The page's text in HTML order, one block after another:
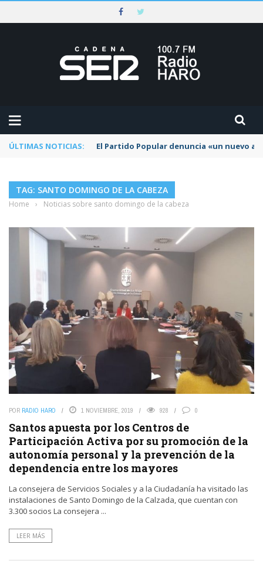
ÚLTIMAS NOTICIAS: El Partido Popular denuncia «un nuevo
TAG: SANTO DOMINGO DE LA CABEZA
Home › Noticias sobre santo domingo de la cabeza
POR RADIO HARO 1 NOVIEMBRE, 2019 928 0
Santos apuesta por los Centros de
Participación Activa por su promoción de la
autonomía personal y la prevención de la
dependencia entre los mayores
La consejera de Servicios Sociales y a la Ciudadanía ha visitado las
instalaciones de Santo Domingo de la Calzada, que cuentan con
3.300 socios La consejera ...
LEER MÁS